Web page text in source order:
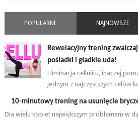
POPULARNE NAJNOWSZE
Rewelacyjny trening
pośladki i gładkie uda!
Eliminacja cellulitu, inaczej
jednym z najczęstszych celów
10-minutowy trening na usunięcie
Dla wielu kobiet największym problemem w